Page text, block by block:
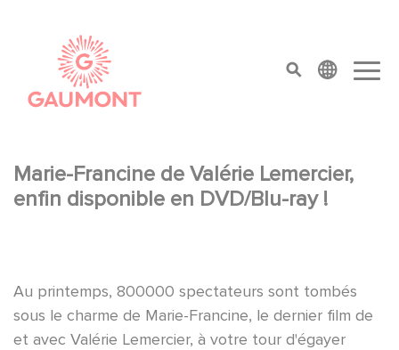
top menu
Marie-Francine de Valérie Lemercier,
enfin disponible en DVD/Blu-ray !
Au printemps, 800000 spectateurs sont tombés
sous le charme de Marie-Francine, le dernier film de
et avec Valérie Lemercier, à votre tour d'égayer